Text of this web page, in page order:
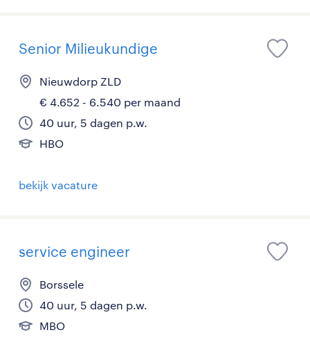
Senior Milieukundige
Nieuwdorp ZLD
€ 4.652 - 6.540 per maand
40 uur, 5 dagen p.w.
HBO
bekijk vacature
service engineer
Borssele
40 uur, 5 dagen p.w.
MBO